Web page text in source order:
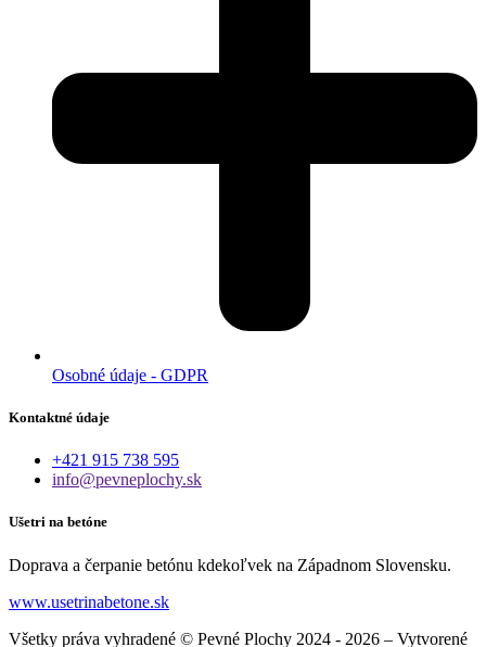
Osobné údaje - GDPR
Kontaktné údaje
+421 915 738 595
info@pevneplochy.sk
Ušetri na betóne
Doprava a čerpanie betónu kdekoľvek na Západnom Slovensku.
www.usetrinabetone.sk
Všetky práva vyhradené © Pevné Plochy 2024 - 2026 – Vytvorené